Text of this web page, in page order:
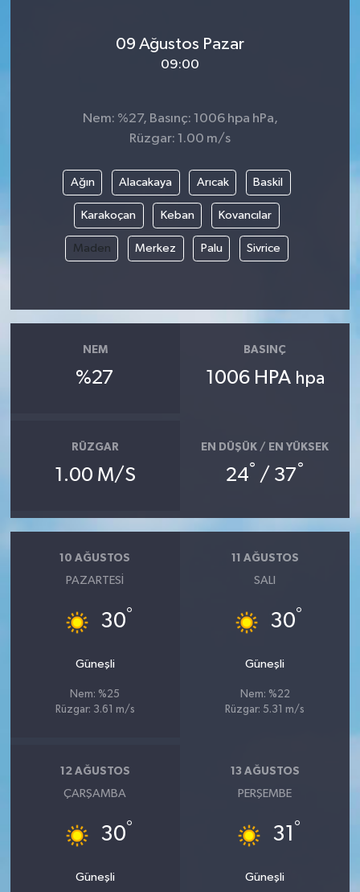
09 Ağustos Pazar
09:00
Nem: %27, Basınç: 1006 hpa hPa,
Rüzgar: 1.00 m/s
Ağın Alacakaya Arıcak Baskil
Karakoçan Keban Kovancılar
Maden Merkez Palu Sivrice
NEM
%27
BASINÇ
1006 HPA hpa
RÜZGAR
1.00 M/S
EN DÜŞÜK / EN YÜKSEK
24° / 37°
10 AĞUSTOS
PAZARTESI
30°
Güneşli
Nem: %25
Rüzgar: 3.61 m/s
11 AĞUSTOS
SALI
30°
Güneşli
Nem: %22
Rüzgar: 5.31 m/s
12 AĞUSTOS
ÇARŞAMBA
30°
Güneşli
13 AĞUSTOS
PERŞEMBE
31 °
Güneşli